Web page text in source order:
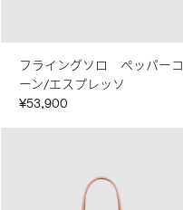
フライングソロ ペッパーコ
ーン/エスプレッソ
¥53,900